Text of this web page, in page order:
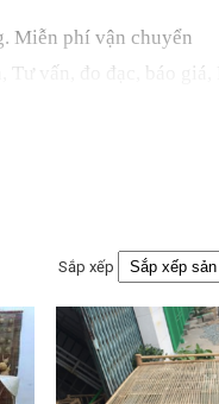
Miễn phí vận chuyển
vấn, đo đạc, báo giá,
Sắp xếp